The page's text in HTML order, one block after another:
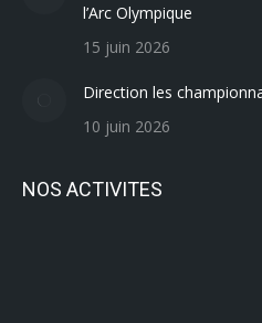
l’Arc Olympique
15 juin 2026
Direction les
10 juin 2026
NOS ACTIVITES